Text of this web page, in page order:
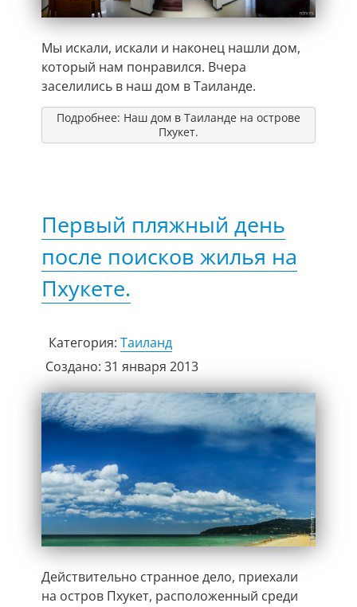
Мы искали, искали и наконец нашли дом,
который нам понравился. Вчера
заселились в наш дом в Таиланде.
Подробнее: Наш дом в Таиланде на острове
Пхукет.
Первый пляжный день
после поисков жилья на
Пхукете.
Категория: Таиланд
Создано: 31 января 2013
Действительно странное дело, приехали
на остров Пхукет, расположенный среди